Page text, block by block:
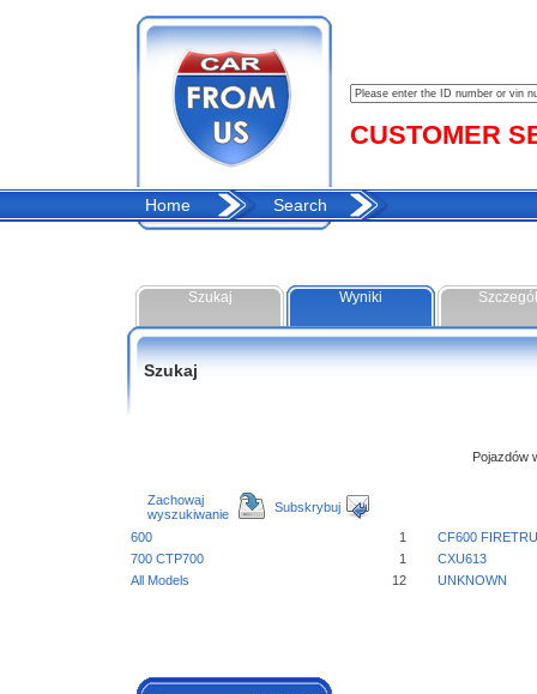
CUSTOMER
Home Search
Szukaj Wyniki
Szukaj
Pojazdów
Zachowaj
wyszukiwanie
Subskrybuj
600 1
CF600
700 CTP700
1
CXU613
All Models
12 UNKNOWN